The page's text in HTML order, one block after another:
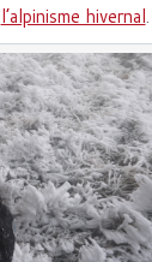
l’alpinisme hivernal.